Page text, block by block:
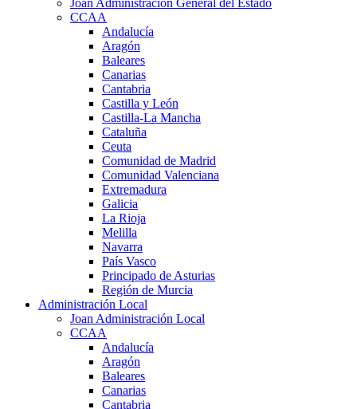
CCAA
Andalucía
Aragón
Baleares
Canarias
Cantabria
Castilla y León
Castilla-La Mancha
Cataluña
Ceuta
Comunidad de Madrid
Comunidad Valenciana
Extremadura
Galicia
La Rioja
Melilla
Navarra
País Vasco
Principado de Asturias
Región de Murcia
Administración Local
Joan Administración Local
CCAA
Andalucía
Aragón
Baleares
Canarias
Cantabria